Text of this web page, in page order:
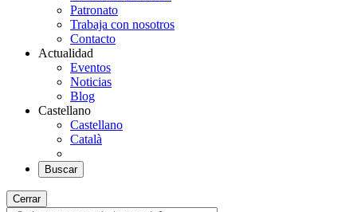
Patronato
Trabaja con nosotros
Contacto
Actualidad
Eventos
Noticias
Blog
Castellano
Castellano
Català
Buscar
Cerrar